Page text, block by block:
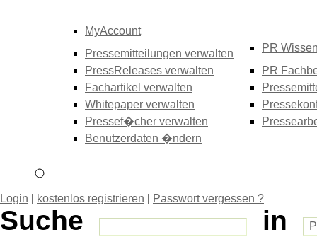
MyAccount
Pressemitteilungen verwalten
PressReleases verwalten
Fachartikel verwalten
Whitepaper verwalten
Pressef�cher verwalten
Benutzerdaten �ndern
PR
PR
Login kostenlos registrieren Passwort vergessen ?
Suche
in